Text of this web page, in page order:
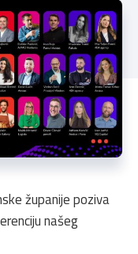
županije poziva
našeg